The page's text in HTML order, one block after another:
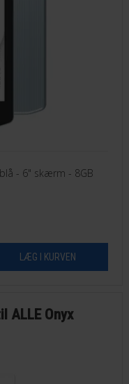
- 6" skærm - 8GB
ALLE Onyx